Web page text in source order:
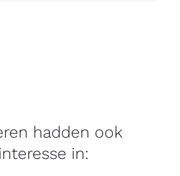
hadden ook
interesse in: